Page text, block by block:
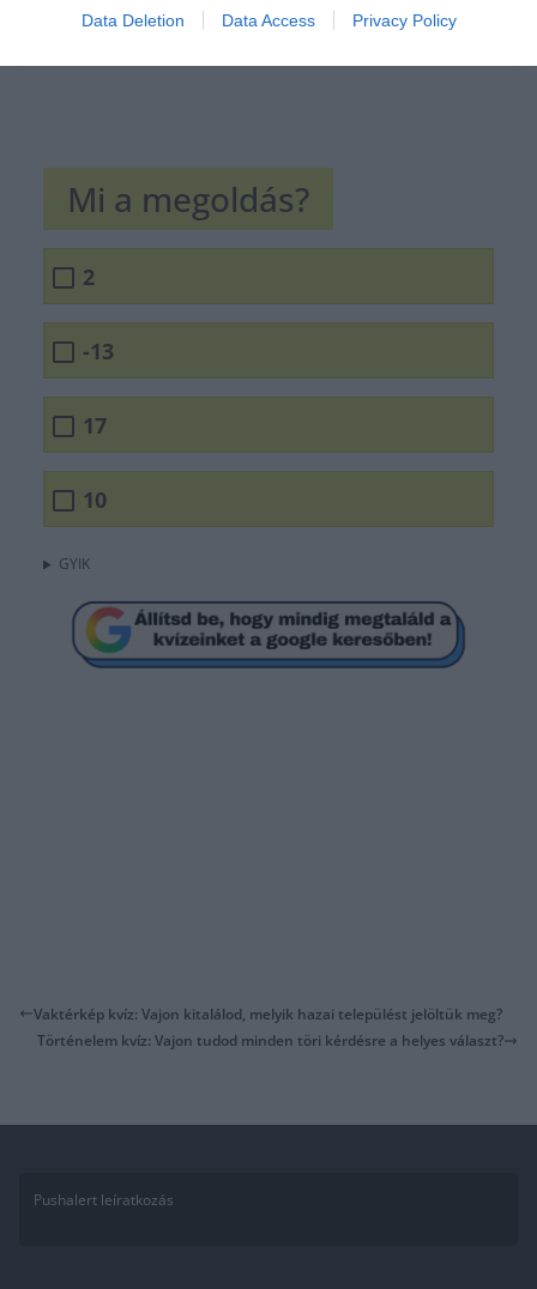
Data Deletion Data Access Privacy Policy
Mi a megoldás?
2
-13
17
10
GYIK
Vaktérkép kvíz: Vajon kitalálod, melyik hazai települést jelöltük meg?
Történelem kvíz: Vajon tudod minden töri kérdésre a helyes választ?
Pushalert leíratkozás